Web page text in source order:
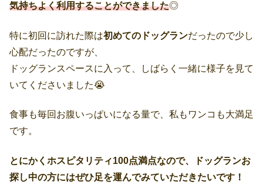
気持ちよく利用することができました◎
特に初回に訪れた際は初めてのドッグランだったので少し
心配だったのですが、
ドッグランスペースに入って、しばらく一緒に様子を見て
いてくださいました😭
食事も毎回お腹いっぱいになる量で、私もワンコも大満足
です。
とにかくホスピタリティ100点満点なので、ドッグランお
探し中の方にはぜひ足を運んでみていただきたいです！